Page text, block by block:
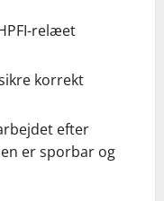
relæet
korrekt
efter
er sporbar og